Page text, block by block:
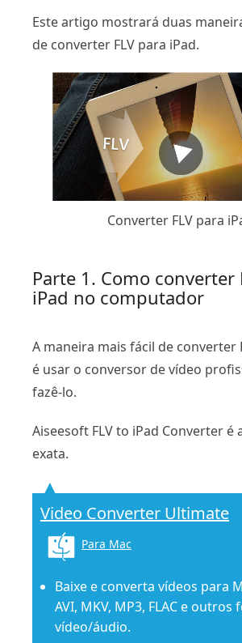
Este artigo mostrará duas
de converter FLV para iPad.
Converter FLV para
Parte 1. Como converter
iPad no computador
A maneira mais fácil de converter
é usar o conversor de vídeo
fazê-lo.
Aiseesoft FLV to iPad Converter é
exata.
Video Converter Ultimate
Para Mac
Baixe e converta vídeos para
AVI, MKV, MP3, FLAC e
vídeo/áudio.